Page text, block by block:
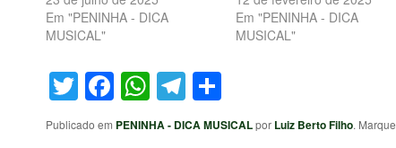
Em "PENINHA - DICA
MUSICAL"
Em "PENINHA - DICA
MUSICAL"
Twitter
Facebook
WhatsApp
Telegram
Share
Publicado em PENINHA - DICA MUSICALpor Luiz Berto Filho. Marque